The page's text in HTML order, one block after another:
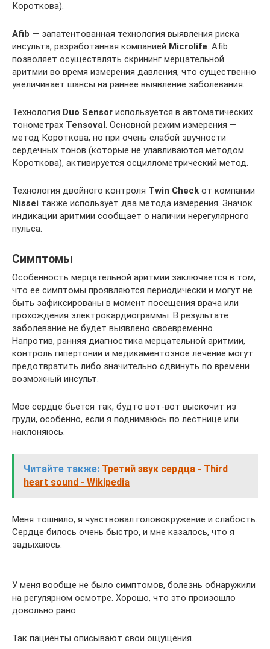
Короткова).
Afib — запатентованная технология выявления риска
инсульта, разработанная компанией Microlife . Afib
позволяет осуществлять скрининг мерцательной
аритмии во время измерения давления, что существенно
увеличивает шансы на раннее выявление заболевания.
Технология Duo Sensor используется в автоматических
тонометрах Tensoval . Основной режим измерения —
метод Короткова, но при очень слабой звучности
сердечных тонов (которые не улавливаются методом
Короткова), активируется осциллометрический метод.
Технология двойного контроля Twin Check от компании
Nissei также использует два метода измерения. Значок
индикации аритмии сообщает о наличии нерегулярного
пульса.
Симптомы
Особенность мерцательной аритмии заключается в том,
что ее симптомы проявляются периодически и могут не
быть зафиксированы в момент посещения врача или
прохождения электрокардиограммы. В результате
заболевание не будет выявлено своевременно.
Напротив, ранняя диагностика мерцательной аритмии,
контроль гипертонии и медикаментозное лечение могут
предотвратить либо значительно сдвинуть по времени
возможный инсульт.
Мое сердце бьется так, будто вот-вот выскочит из
груди, особенно, если я поднимаюсь по лестнице или
наклоняюсь.
Читайте также: Третий звук сердца - Third
heart sound - Wikipedia
Меня тошнило, я чувствовал головокружение и слабость.
Сердце билось очень быстро, и мне казалось, что я
задыхаюсь.
У меня вообще не было симптомов, болезнь обнаружили
на регулярном осмотре. Хорошо, что это произошло
довольно рано.
Так пациенты описывают свои ощущения.